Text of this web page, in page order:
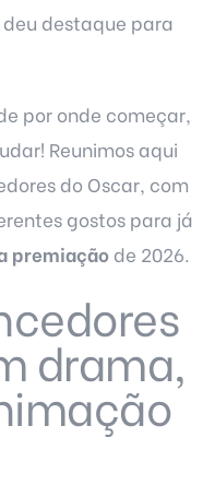
destaque para
por onde começar,
Reunimos aqui
do Oscar, com
gostos para já
premiação de 2026.
drama,